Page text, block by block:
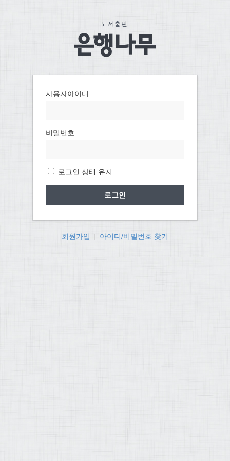
사용자아이디
비밀번호
로그인 상태 유지
회원가입 아이디/비밀번호 찾기